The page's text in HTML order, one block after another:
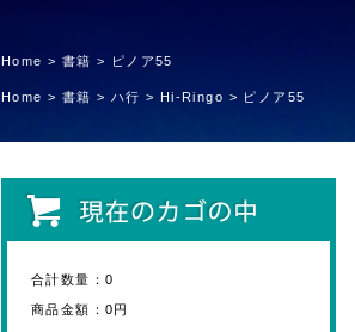
Home > 書籍 > ピノア55
Home > 書籍 > ハ行 > Hi-Ringo > ピノア55
合計数量： 0
商品金額： 0円